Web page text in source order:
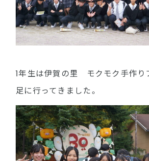
1年生は伊賀の里 モクモク手作り
足に行ってきました。